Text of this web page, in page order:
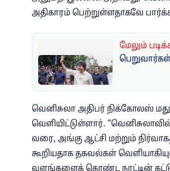
அதிகாரம் பெற்றுள்ளதாகவே
மேலும்
வெனிசுலா அதிபர் நிக்கோலஸ்
வெளியிட்டுள்ளார்.
வரை, அங்கு ஆட்சி மற்றும்
கூறியதாக தகவல்கள்
வளங்களைக் கொண்ட நாட்டின்